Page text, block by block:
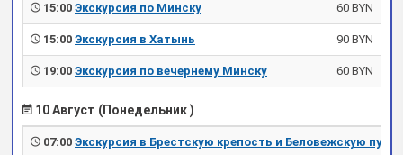
15:00 Экскурсия по Минску 60 BYN
15:00 Экскурсия в Хатынь 90 BYN
19:00 Экскурсия по вечернему Минску 60 BYN
10 Август (Понедельник )
07:00 Экскурсия в Брестскую крепость и Беловежскую пущу